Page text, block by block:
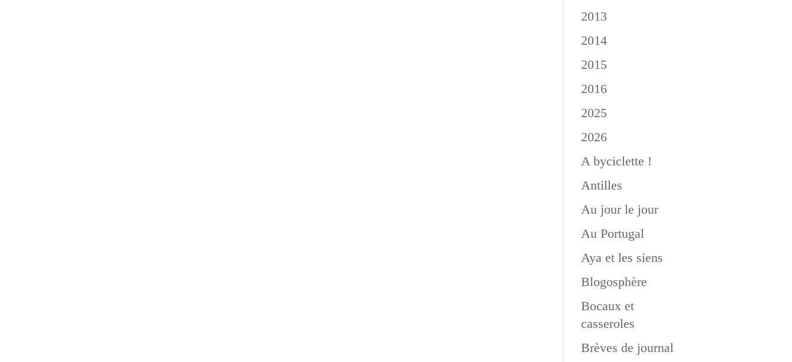
2013
2014
2015
2016
2025
2026
A byciclette !
Antilles
Au jour le jour
Au Portugal
Aya et les siens
Blogosphère
Bocaux et
casseroles
Brèves de journal